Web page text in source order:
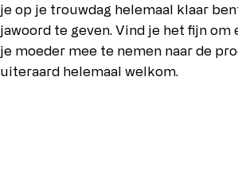
je op je trouwdag helemaal klaar
jawoord te geven. Vind je het fijn om
je moeder mee te nemen naar de
uiteraard helemaal welkom.